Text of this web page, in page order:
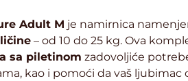
Adult M je namirnica
– od 10 do 25 kg. Ova
sa piletinom zadovoljiće
kao i pomoći da vaš ljubimac